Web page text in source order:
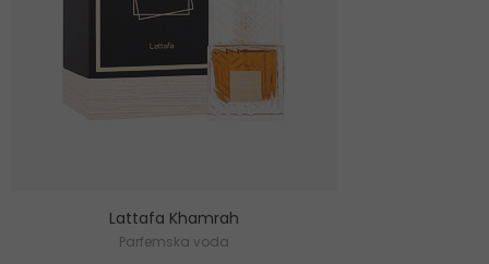
Lattafa Khamrah
Parfemska voda